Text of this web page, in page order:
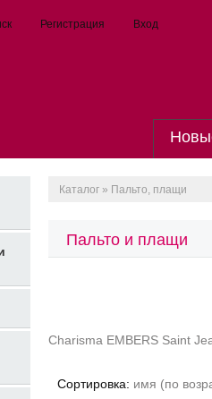
Регистрация Вход
Каталог » Пальто, плащи
Пальто и плащи
Charisma EMBERS Saint
Сортировка: имя (по